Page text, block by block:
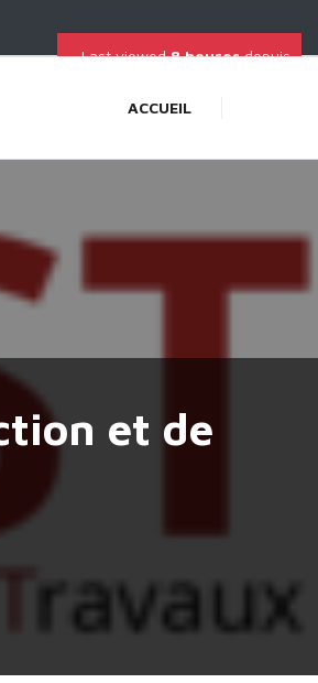
ACCUEIL
Last viewed8 heuresdepuis
et de